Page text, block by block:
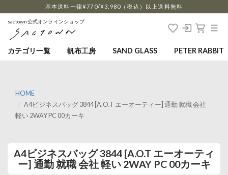
基本送料一律¥770/¥3,980（税込）以上送料無料
sactown公式オンラインショップ
カテゴリ一覧 帆布工房 SAND GLASS PETER RABBIT
HOME
A4ビジネスバッグ 3844 [A.O.T エーオーティー] 通勤 就職 会社
軽い 2WAY PC 00カーキ
A4ビジネスバッグ 3844 [A.O.T エーオーティ
ー] 通勤 就職 会社 軽い 2WAY PC 00カーキ